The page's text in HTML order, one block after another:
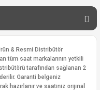
& Resmi Distribütör
tüm saat markalarının yetkili
tarafından sağlanan 2
Garanti belgeniz
hazırlanır ve saatiniz orijinal